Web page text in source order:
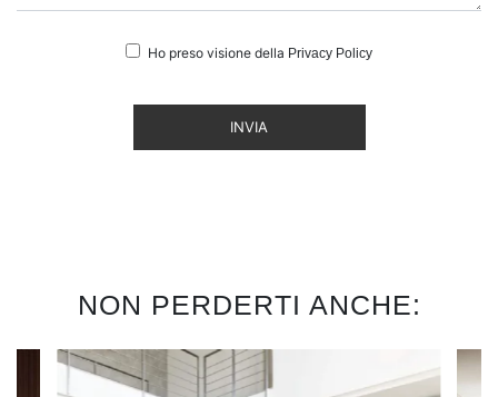
Ho preso visione della Privacy Policy
INVIA
NON PERDERTI ANCHE: